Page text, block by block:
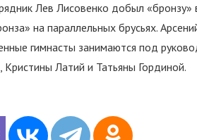
Лев Лисовенко добыл «бронзу»
на параллельных брусьях.
гимнасты занимаются под
Латий и Татьяны Гординой.